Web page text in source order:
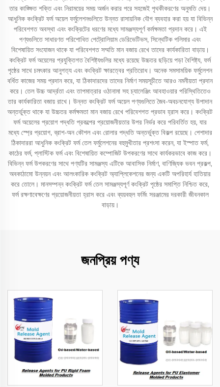
তার কাঙ্ক্ষিত শক্তি এবং নিরাময়ের সময় অর্জন করার পরে সহজেই পৃথকীকরণের অনুমতি দেয়।
আধুনিক কংক্রিট ফর্ম অয়েল ফর্মুলেশনগুলিতে উন্নত রাসায়নিক যৌগ ব্যবহার করা হয় যা বিভিন্ন
পরিবেশগত অবস্থা এবং কংক্রিটের ধরণের মধ্যে সামঞ্জস্যপূর্ণ কর্মক্ষমতা প্রদান করে। এই
পণ্যগুলিতে সাধারণত পরিশোধিত পেট্রোলিয়াম ডেরিভেটিভস, সিন্থেটিক পলিমার এবং
বিশেষায়িত সংযোজন থাকে যা পরিবেশগত সম্মতি মান বজায় রেখে তাদের কার্যকারিতা বাড়ায়।
কংক্রিট ফর্ম অয়েলের প্রযুক্তিগত বৈশিষ্ট্যগুলির মধ্যে রয়েছে উচ্চতর ছড়িয়ে পড়া বৈশিষ্ট্য, ফর্ম
পৃষ্ঠের সাথে চমৎকার আনুগত্য এবং কংক্রিট ক্ষারত্বের প্রতিরোধ। অনেক সমসাময়িক ফর্মুলেশন
বর্ধিত কাজের সময় প্রদান করে, যা ঠিকাদারদের তাদের নির্মাণ সময়সূচীতে আরও নমনীয়তা প্রদান
করে। তেল উচ্চ আর্দ্রতা এবং তাপমাত্রার ওঠানামা সহ চ্যালেঞ্জিং আবহাওয়ার পরিস্থিতিতেও
তার কার্যকারিতা বজায় রাখে। উন্নত কংক্রিট ফর্ম অয়েল পণ্যগুলিতে জৈব-অবচনযোগ্য উপাদান
অন্তর্ভুক্ত থাকে যা উচ্চতর কর্মক্ষমতা মান বজায় রেখে পরিবেশগত প্রভাব হ্রাস করে। কংক্রিট
ফর্ম অয়েলের প্রয়োগ পদ্ধতি প্রকল্পের প্রয়োজনীয়তার উপর নির্ভর করে পরিবর্তিত হয়, যার
মধ্যে স্প্রে প্রয়োগ, ব্রাশ-অন কৌশল এবং রোলার পদ্ধতি অন্তর্ভুক্ত বিকল্প রয়েছে। পেশাদার
ঠিকাদাররা আধুনিক কংক্রিট ফর্ম তেল ফর্মুলেশনের বহুমুখীতার প্রশংসা করেন, যা ইস্পাত ফর্ম,
কাঠের ফর্ম, প্লাস্টিক ফর্ম এবং বিশেষায়িত কম্পোজিট উপকরণের সাথে কার্যকরভাবে কাজ করে।
বিভিন্ন ফর্ম উপকরণের সাথে পণ্যটির সামঞ্জস্য এটিকে আবাসিক নির্মাণ, বাণিজ্যিক ভবন প্রকল্প,
অবকাঠামো উন্নয়ন এবং আলংকারিক কংক্রিট অ্যাপ্লিকেশনের জন্য একটি অপরিহার্য হাতিয়ার
করে তোলে। মানসম্পন্ন কংক্রিট ফর্ম তেল সামঞ্জস্যপূর্ণ কংক্রিট পৃষ্ঠের সমাপ্তি নিশ্চিত করে,
ফর্ম রক্ষণাবেক্ষণের প্রয়োজনীয়তা হ্রাস করে এবং ব্যয়বহুল ফর্মিং সরঞ্জামের দরকারী জীবনকাল
বাড়ায়।
জনপ্রিয় পণ্য